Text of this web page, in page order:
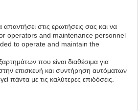
στις ερωτήσεις σας και να
operators and maintenance personnel
to operate and maintain the
που είναι διαθέσιμα για
στην επισκευή και συντήρηση αυτόματων
πάντα με τις καλύτερες επιδόσεις.